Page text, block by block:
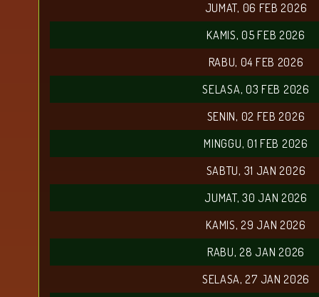
JUMAT, 06 FEB 2026
KAMIS, 05 FEB 2026
RABU, 04 FEB 2026
SELASA, 03 FEB 2026
SENIN, 02 FEB 2026
MINGGU, 01 FEB 2026
SABTU, 31 JAN 2026
JUMAT, 30 JAN 2026
KAMIS, 29 JAN 2026
RABU, 28 JAN 2026
SELASA, 27 JAN 2026